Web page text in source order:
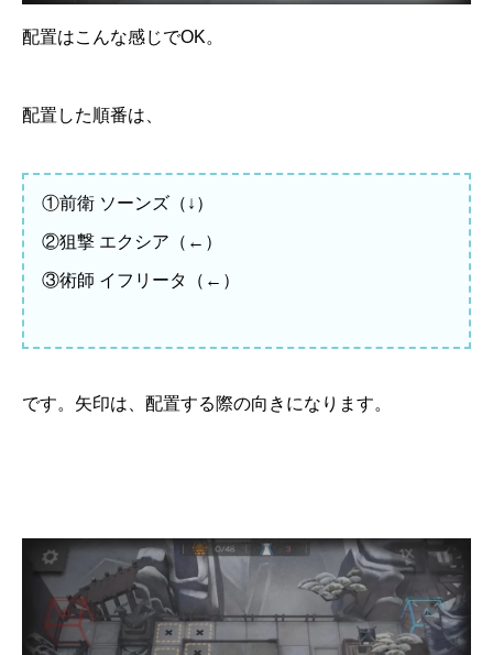
配置はこんな感じでOK。
配置した順番は、
①前衛 ソーンズ（↓）
②狙撃 エクシア（←）
③術師 イフリータ（←）
です。矢印は、配置する際の向きになります。